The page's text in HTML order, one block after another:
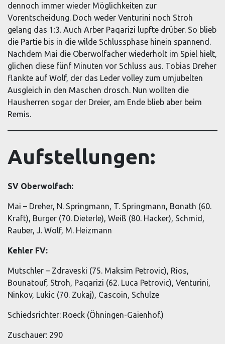
dennoch immer wieder Möglichkeiten zur
Vorentscheidung. Doch weder Venturini noch Stroh
gelang das 1:3. Auch Arber Paqarizi lupfte drüber. So blieb
die Partie bis in die wilde Schlussphase hinein spannend.
Nachdem Mai die Oberwolfacher wiederholt im Spiel hielt,
glichen diese fünf Minuten vor Schluss aus. Tobias Dreher
flankte auf Wolf, der das Leder volley zum umjubelten
Ausgleich in den Maschen drosch. Nun wollten die
Hausherren sogar der Dreier, am Ende blieb aber beim
Remis.
Aufstellungen:
SV Oberwolfach:
Mai – Dreher, N. Springmann, T. Springmann, Bonath (60.
Kraft), Burger (70. Dieterle), Weiß (80. Hacker), Schmid,
Rauber, J. Wolf, M. Heizmann
Kehler FV:
Mutschler – Zdraveski (75. Maksim Petrovic), Rios,
Bounatouf, Stroh, Paqarizi (62. Luca Petrovic), Venturini,
Ninkov, Lukic (70. Zukaj), Cascoin, Schulze
Schiedsrichter: Roeck (Öhningen-Gaienhof.)
Zuschauer: 290